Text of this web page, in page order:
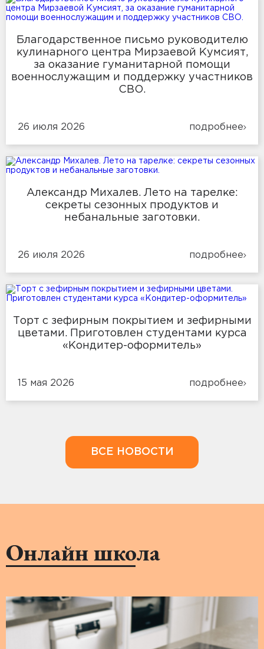
Благодарственное письмо руководителю
кулинарного центра Мирзаевой Кумсият,
за оказание гуманитарной помощи
военнослужащим и поддержку участников
СВО.
26 июля 2026 подробнее
Александр Михалев. Лето на тарелке:
секреты сезонных продуктов и
небанальные заготовки.
26 июля 2026 подробнее
Торт с зефирным покрытием и зефирными
цветами. Приготовлен студентами курса
«Кондитер-оформитель»
15 мая 2026 подробнее
ВСЕ НОВОСТИ
Онлайн школа